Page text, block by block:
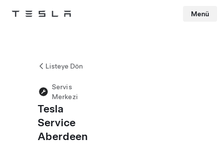
Tesla Menü
Listeye Dön
Servis
Merkezi
Tesla
Service
Aberdeen